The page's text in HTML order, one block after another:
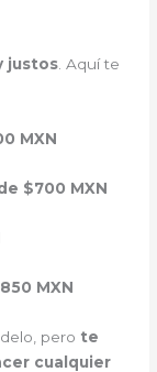
justos. Aquí te
MXN
$700 MXN
MXN
pero te
cualquier